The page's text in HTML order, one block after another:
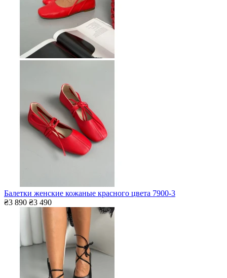
Балетки женские кожаные красного цвета 7900-3
₴3 890 ₴3 490